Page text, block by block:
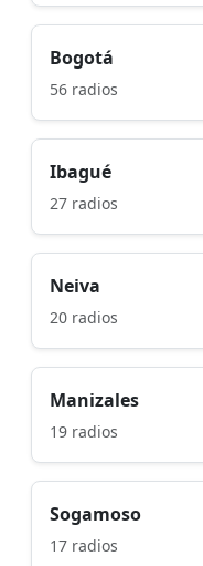
Bogotá
56 radios
Ibagué
27 radios
Neiva
20 radios
Manizales
19 radios
Sogamoso
17 radios